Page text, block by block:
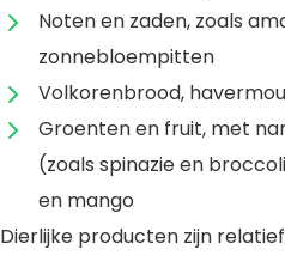
Noten en zaden, zoals
zonnebloempitten
Volkorenbrood,
Groenten en fruit, met
(zoals spinazie en
en mango
Dierlijke producten zijn